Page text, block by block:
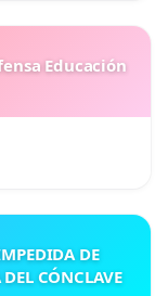
Educación
DE
CÓNCLAVE